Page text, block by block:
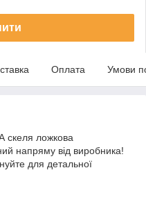
Оплата Умови
ложкова
напряму від виробника!
для детальної